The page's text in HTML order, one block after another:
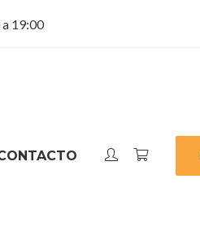
19:00